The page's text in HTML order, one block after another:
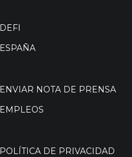
DEFI
ESPAÑA
ENVIAR NOTA DE PRENSA
EMPLEOS
POLÍTICA DE PRIVACIDAD